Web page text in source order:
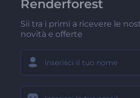
Renderforest
Sii tra i primi a ricevere le
novità e offerte